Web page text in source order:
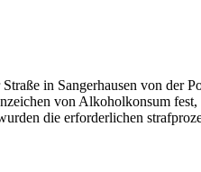
in Sangerhausen von der
von Alkoholkonsum
die erforderlichen